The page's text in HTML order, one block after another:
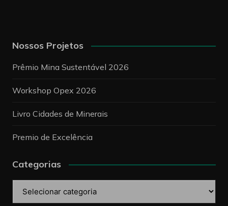
Nossos Projetos
Prêmio Mina Sustentável 2026
Workshop Opex 2026
Livro Cidades de Minerais
Premio de Excelência
Categorias